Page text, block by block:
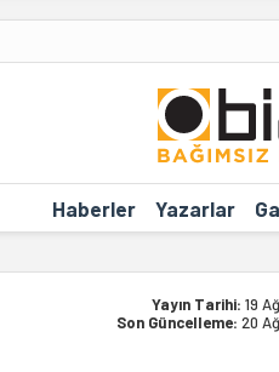
Haberler Yazarlar
Yayın Tarihi: 19
Son Güncelleme: 20